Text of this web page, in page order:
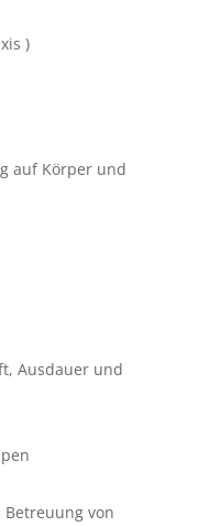
)
auf Körper und
Ausdauer und
von